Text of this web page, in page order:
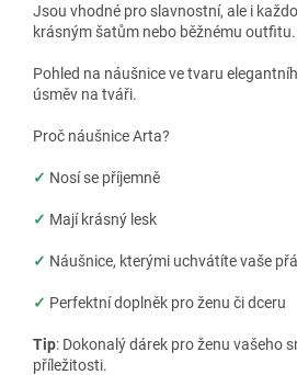
Jsou vhodné pro slavnostní, ale i
krásným šatům nebo běžnému outfitu.
Pohled na náušnice ve tvaru
úsměv na tváři.
Proč náušnice Arta?
✓ Nosí se příjemně
✓ Mají krásný lesk
✓ Náušnice, kterými uchvátíte vaše
✓ Perfektní doplněk pro ženu či dceru
Tip: Dokonalý dárek pro ženu vašeho
příležitosti.